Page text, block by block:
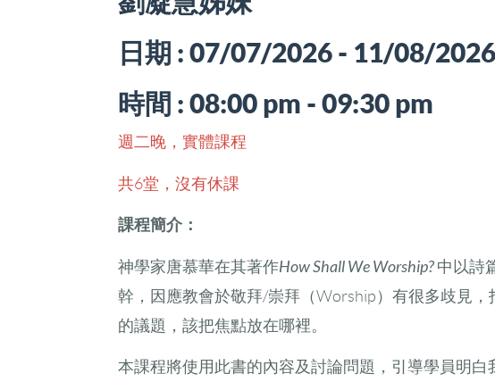
日期 : 07/07/2026 - 11/08/2026
時間 : 08:00 pm - 09:30 pm
週二晚 ， 實體課程
共6堂，沒有休課
課程簡介：
神學家唐慕華在其著作How Shall We Worship? 中以詩
幹，因應教會於敬拜/崇拜（Worship）有很多歧見，
的議題，該把焦點放在哪裡。
本課程將使用此書的內容及討論問題，引導學員明白